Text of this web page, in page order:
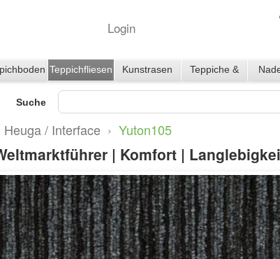
Login
Teppichfliesen Kunstrasen
Teppiche &
Läufer
Suche
Heuga / Interface › Yuton105
| Komfort |